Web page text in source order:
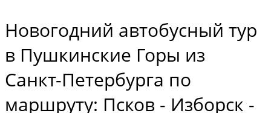
Новогодний автобусный тур
в Пушкинские Горы из
Санкт-Петербурга по
маршруту: Псков - Изборск -